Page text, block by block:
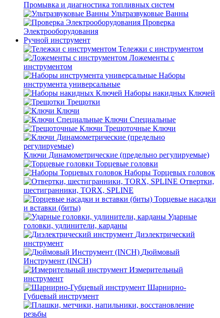
Промывка и диагностика топливных систем
Ультразвуковые Ванны
Проверка
Электрооборудования
Ручной инструмент
Тележки с инструментом
Ложементы с
инструментом
Наборы
инструмента универсальные
Наборы накидных Ключей
Трещотки
Ключи
Ключи Специальные
Трещоточные Ключи
Ключи Динамометрические (предельно регулируемые)
Торцевые головки
Наборы Торцевых головок
Отвертки,
шестигранники, TORX, SPLINE
Торцевые насадки
и вставки (биты)
Ударные
головки, удлинители, карданы
Диэлектрический
инструмент
Дюймовый
Инструмент (INCH)
Измерительный
инструмент
Шарнирно-
Губцевый инструмент